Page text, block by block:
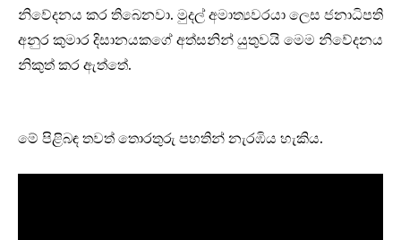
නිවේදනය කර තිබෙනවා. මුදල් අමාත්‍යවරයා ලෙස ජනාධිපති
අනුර කුමාර දිසානයකගේ අත්සනින් යුතුවයි මෙම නිවේදනය
නිකුත් කර ඇත්තේ.
මේ පිළිබඳ තවත් තොරතුරු පහතින් නැරඹිය හැකිය.